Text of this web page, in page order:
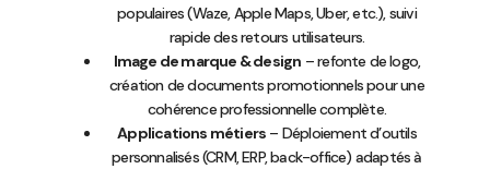
populaires (Waze, Apple Maps, Uber, etc.), suivi
rapide des retours utilisateurs.
Image de marque & design – refonte de logo,
création de documents promotionnels pour une
cohérence professionnelle complète.
Applications métiers – Déploiement d’outils
personnalisés (CRM, ERP, back-office) adaptés à